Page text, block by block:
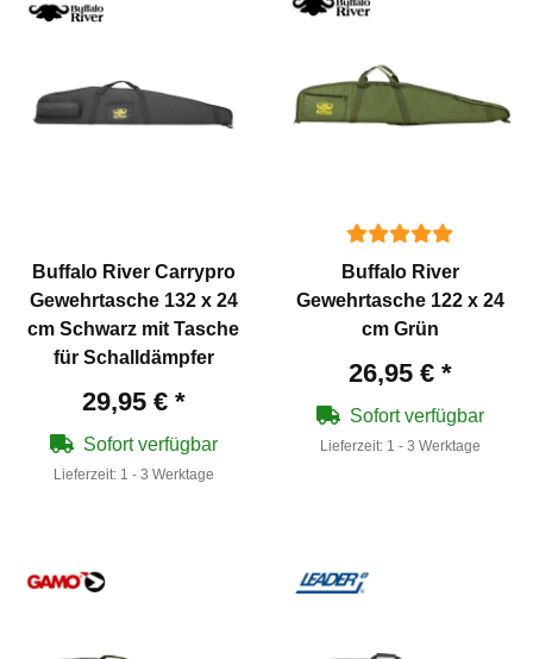
Buffalo River Carrypro
Gewehrtasche 132 x 24
cm Schwarz mit Tasche
für Schalldämpfer
29,95 € *
Sofort verfügbar
Lieferzeit: 1 - 3 Werktage
Buffalo River
Gewehrtasche 122 x 24
cm Grün
26,95 € *
Sofort verfügbar
Lieferzeit: 1 - 3 Werktage